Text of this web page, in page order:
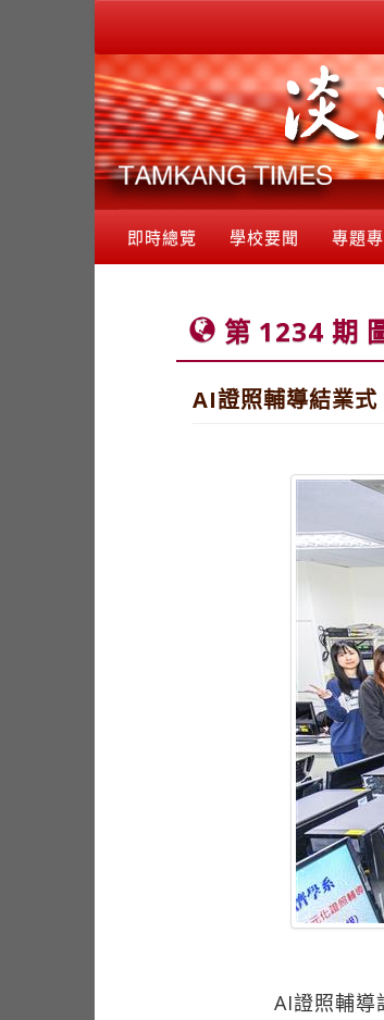
即時總覽 學校要聞 專題
第 1234 期
AI證照輔導結業式
AI證照輔導